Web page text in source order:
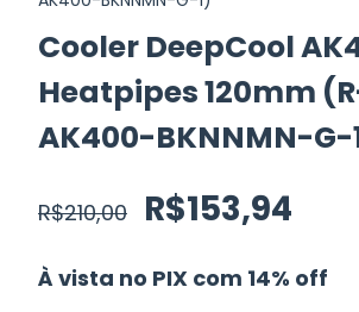
Cooler DeepCool
Heatpipes 120mm
AK400-BKNNMN-G-
R$210,00 R$153,94
À vista no PIX com 14% off